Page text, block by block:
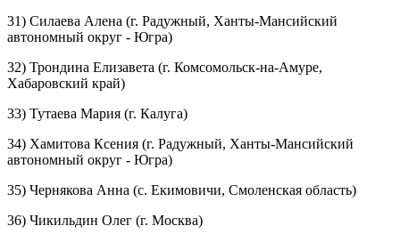
31) Силаева Алена (г. Радужный, Ханты-Мансийский
автономный округ - Югра)
32) Трондина Елизавета (г. Комсомольск-на-Амуре,
Хабаровский край)
33) Тутаева Мария (г. Калуга)
34) Хамитова Ксения (г. Радужный, Ханты-Мансийский
автономный округ - Югра)
35) Чернякова Анна (с. Екимовичи, Смоленская область)
36) Чикильдин Олег (г. Москва)